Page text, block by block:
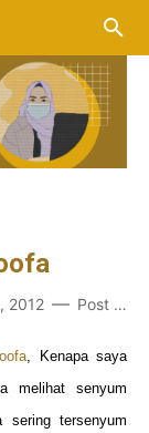
2012 Post a Comment
, Kenapa saya
melihat senyum
tersenyum